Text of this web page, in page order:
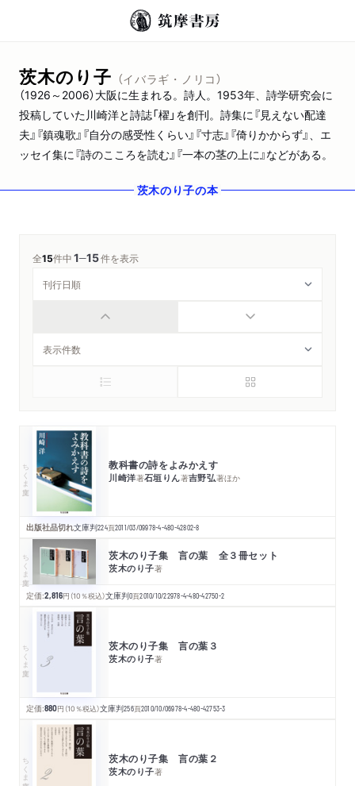
茨木のり子 （イバラギ・ノリコ）
（1926～2006）大阪に生まれる。詩人。1953年、詩学研究会に
投稿していた川崎洋と詩誌「櫂」を創刊。詩集に『見えない配達
夫』『鎮魂歌』『自分の感受性くらい』『寸志』『倚りかからず』、エ
ッセイ集に『詩のこころを読む』『一本の茎の上に』などがある。
茨木のり子の本
全15件中1─15件を表示
ちくま文庫 教科書の詩をよみかえす
川崎洋著石垣りん著吉野弘著ほか
出版社品切れ文庫判224頁2011/03/09978-4-480-42802-8
ちくま文庫 茨木のり子集 言の葉 全３冊セット
茨木のり子著
定価:2,816円 （10％税込）文庫判0頁2010/10/22978-4-480-42750-2
ちくま文庫 茨木のり子集 言の葉３
茨木のり子著
定価:880円 （10％税込）文庫判256頁2010/10/06978-4-480-42753-3
ちくま文庫 茨木のり子集 言の葉２
茨木のり子著